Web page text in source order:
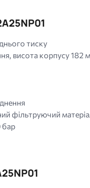
тиску
висота корпусу 182
фільтруючий
бар